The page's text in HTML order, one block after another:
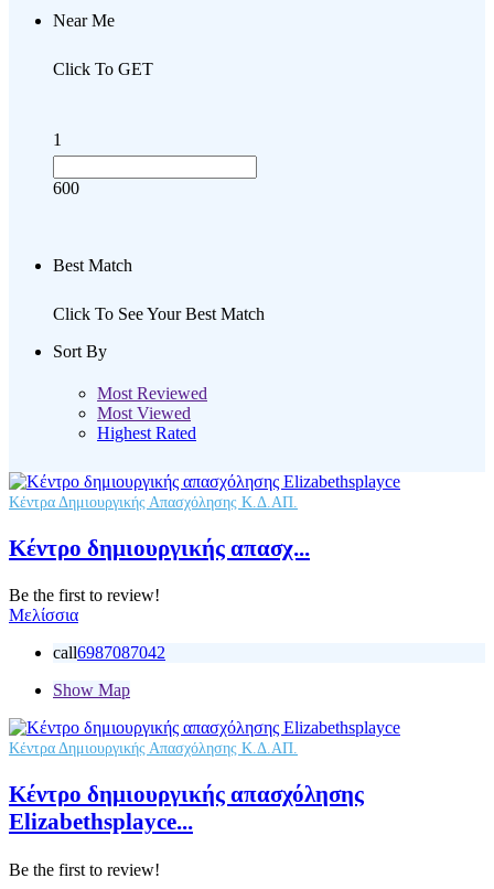
Near Me
Click To GET
1
600
Best Match
Click To See Your Best Match
Sort By
Most Reviewed
Most Viewed
Highest Rated
Κέντρα Δημιουργικής Απασχόλησης Κ.Δ.ΑΠ.
Κέντρο δημιουργικής απασχ...
Be the first to review!
Μελίσσια
call6987087042
Show Map
Κέντρα Δημιουργικής Απασχόλησης Κ.Δ.ΑΠ.
Κέντρο δημιουργικής απασχόλησης
Elizabethsplayce...
Be the first to review!